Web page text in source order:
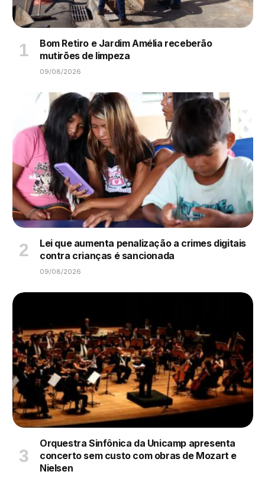
Bom Retiro e Jardim Amélia receberão
mutirões de limpeza
09/08/2026
Lei que aumenta penalização a crimes digitais
contra crianças é sancionada
09/08/2026
Orquestra Sinfônica da Unicamp apresenta
concerto sem custo com obras de Mozart e
Nielsen